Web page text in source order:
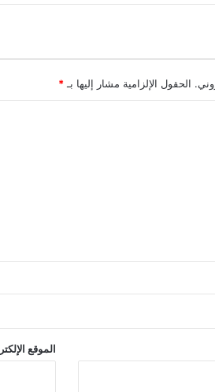
الحقول الإلزامية مشار إليها بـ *
الموقع